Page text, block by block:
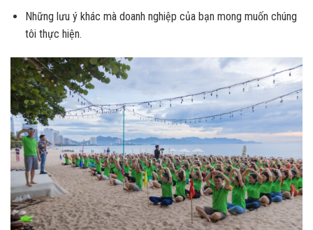
Những lưu ý khác mà doanh nghiệp của bạn mong muốn chúng
tôi thực hiện.